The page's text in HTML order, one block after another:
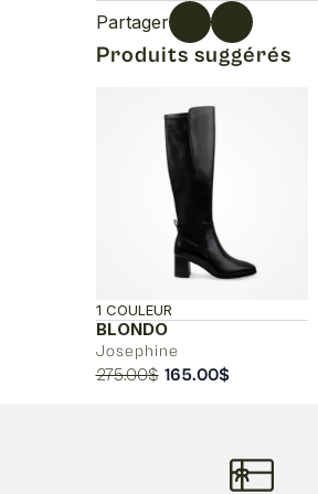
Partager
Produits suggérés
BLONDO
Josephine
1 COULEUR
275.00$ Le
275.00$.
165.00$Le
165.00$.